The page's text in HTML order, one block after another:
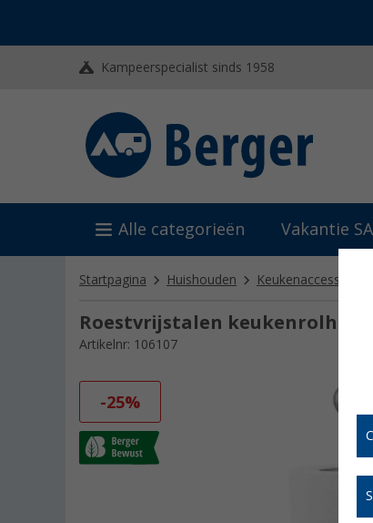
Kampeerspecialist sinds 1958
Alle categorieën Vakantie
Startpagina Huishouden Keukenaccessoires
Roestvrijstalen
Artikelnr: 106107
-25%